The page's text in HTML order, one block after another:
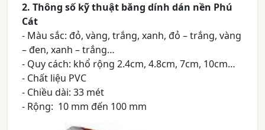
2. Thông số kỹ thuật băng dính dán nền Phú
Cát
- Màu sắc: đỏ, vàng, trắng, xanh, đỏ – trắng, vàng
– đen, xanh – trắng…
- Quy cách: khổ rộng 2.4cm, 4.8cm, 7cm, 10cm…
- Chất liệu PVC
- Chiều dài: 33 mét
- Rộng: 10 mm đến 100 mm